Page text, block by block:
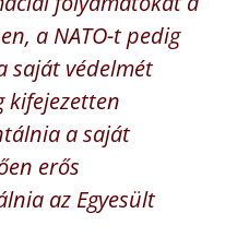
a NATO-t pedig
saját védelmét
kifejezetten
a saját
erős
az Egyesült